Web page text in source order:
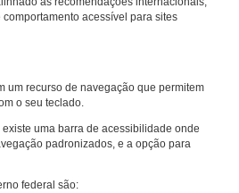
acessível para sites
um recurso de navegação que permitem
o seu teclado.
uma barra de acessibilidade onde
padronizados, e a opção para
federal são: